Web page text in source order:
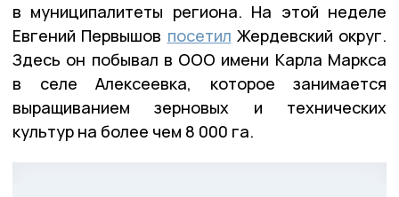
в муниципалитеты региона. На этой неделе
Евгений Первышов посетил Жердевский округ.
Здесь он побывал в ООО имени Карла Маркса
в селе Алексеевка, которое занимается
выращиванием зерновых и технических
культур на более чем 8 000 га.